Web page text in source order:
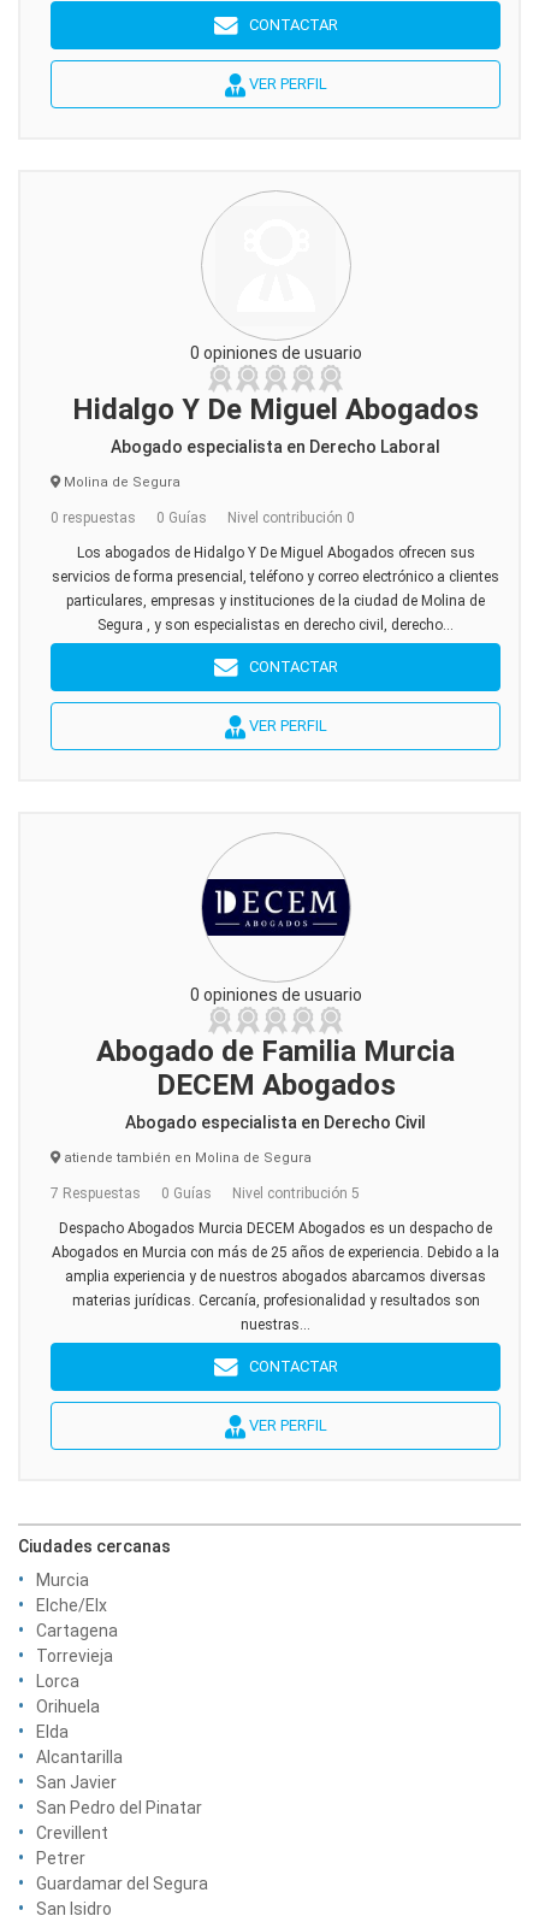
CONTACTAR
VER PERFIL
0 opiniones de usuario
Hidalgo Y De Miguel Abogados
Abogado especialista en Derecho Laboral
Molina de Segura
0 respuestas 0 Guías Nivel contribución 0
Los abogados de Hidalgo Y De Miguel Abogados ofrecen sus
servicios de forma presencial, teléfono y correo electrónico a clientes
particulares, empresas y instituciones de la ciudad de Molina de
Segura , y son especialistas en derecho civil, derecho...
CONTACTAR
VER PERFIL
0 opiniones de usuario
Abogado de Familia Murcia
DECEM Abogados
Abogado especialista en Derecho Civil
atiende también en Molina de Segura
7 Respuestas 0 Guías Nivel contribución 5
Despacho Abogados Murcia DECEM Abogados es un despacho de
Abogados en Murcia con más de 25 años de experiencia. Debido a la
amplia experiencia y de nuestros abogados abarcamos diversas
materias jurídicas. Cercanía, profesionalidad y resultados son
nuestras...
CONTACTAR
VER PERFIL
Ciudades cercanas
Murcia
Elche/Elx
Cartagena
Torrevieja
Lorca
Orihuela
Elda
Alcantarilla
San Javier
San Pedro del Pinatar
Crevillent
Petrer
Guardamar del Segura
San Isidro